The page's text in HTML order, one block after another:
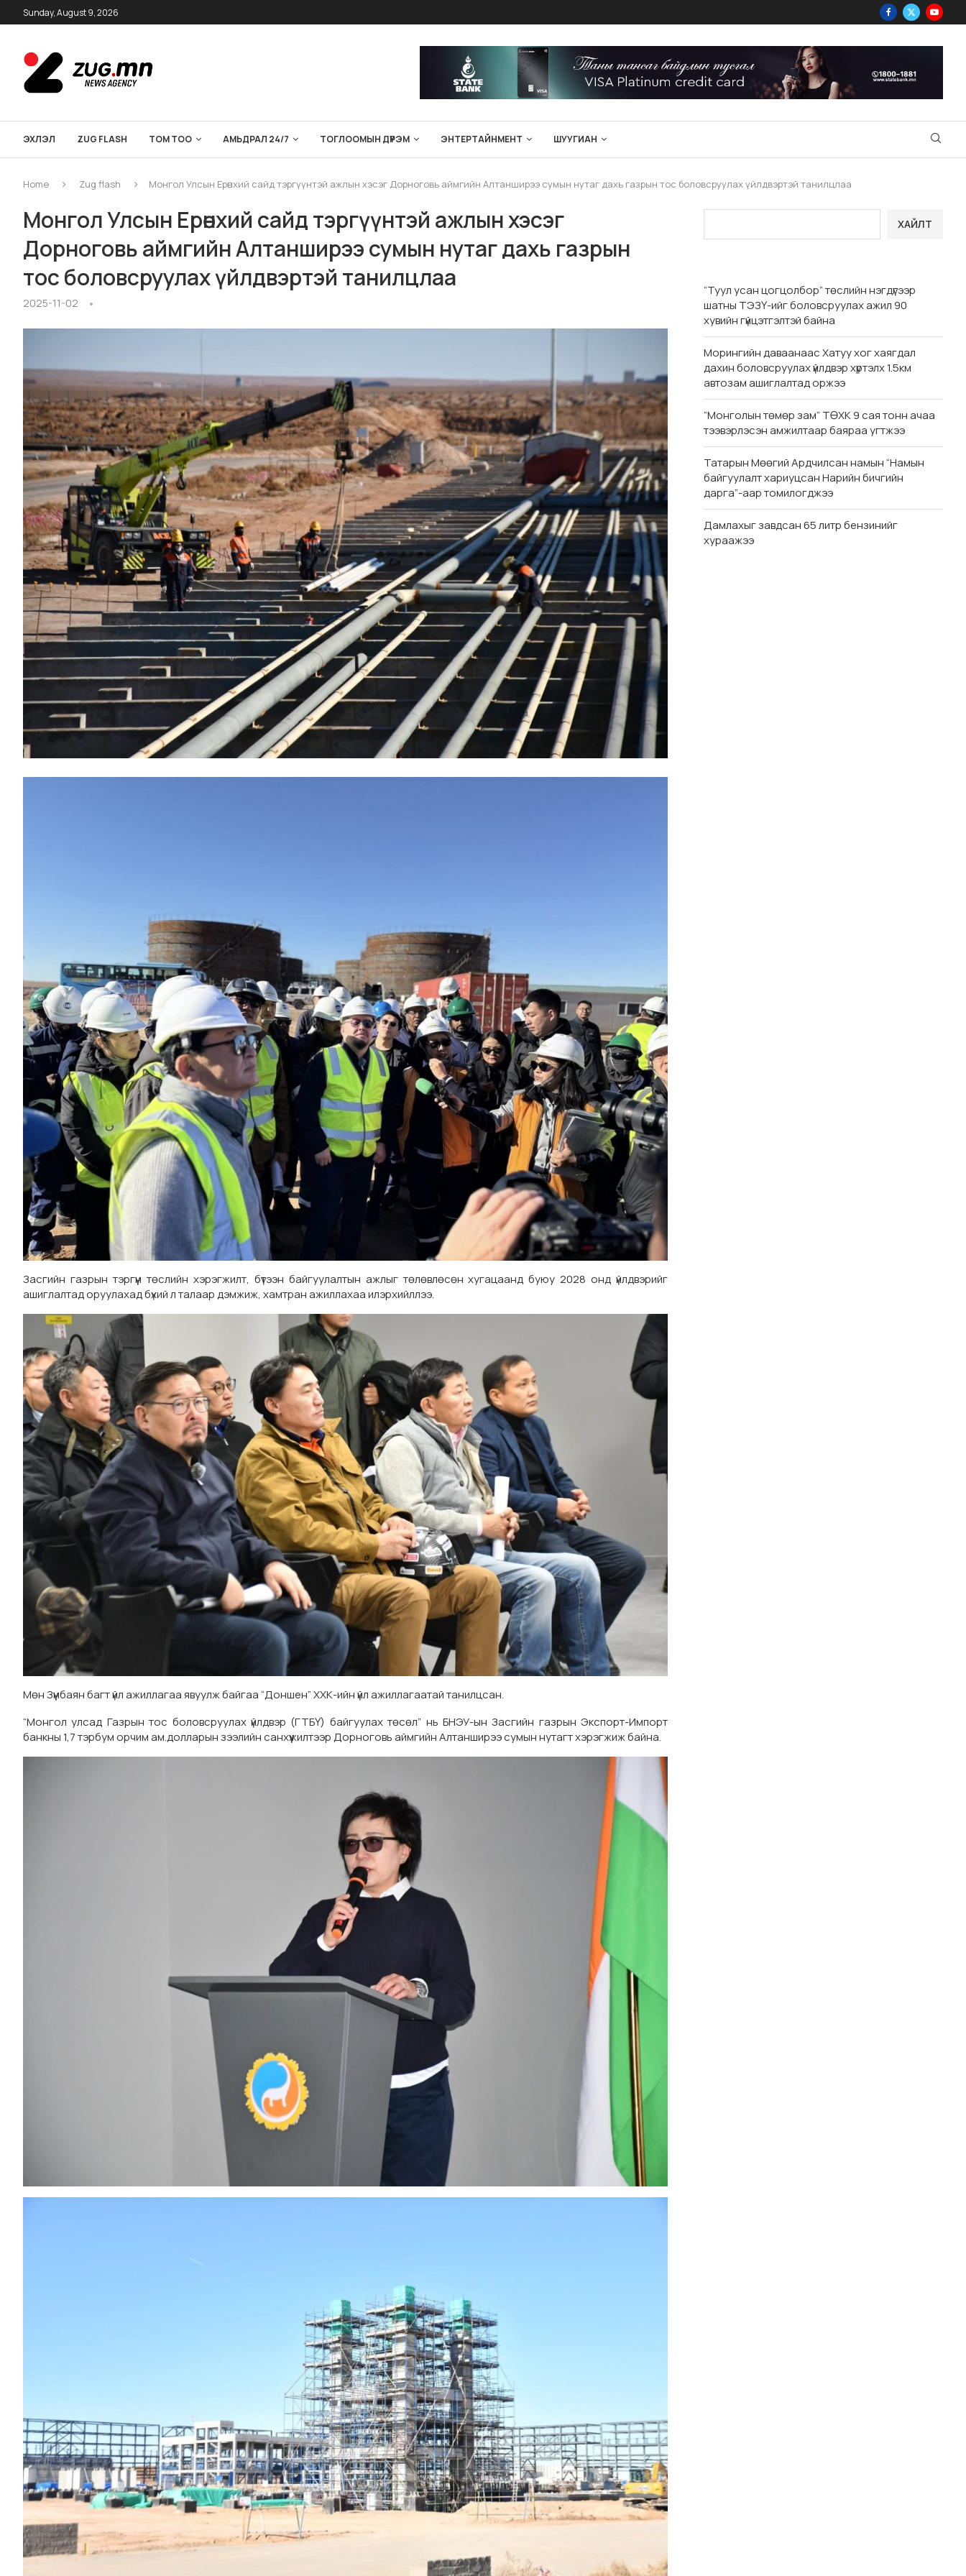
Sunday, August 9, 2026
ЭХЛЭЛ ZUG FLASH ТОМ ТОО АМЬДРАЛ 24/7 ТОГЛООМЫН ДҮРЭМ ЭНТЕРТАЙНМЕНТ ШУУГИАН
Home Zug flash Монгол Улсын Ерөнхий сайд тэргүүнтэй ажлын хэсэг Дорноговь аймгийн Алтанширээ сумын нутаг дахь газрын тос боловсруулах үйлдвэртэй танилцлаа
Монгол Улсын Ерөнхий сайд тэргүүнтэй ажлын хэсэг
Дорноговь аймгийн Алтанширээ сумын нутаг дахь газрын
тос боловсруулах үйлдвэртэй танилцлаа
2025-11-02
Засгийн газрын тэргүүн төслийн хэрэгжилт, бүтээн байгуулалтын ажлыг төлөвлөсөн хугацаанд буюу 2028 онд үйлдвэрийг
ашиглалтад оруулахад бүхий л талаар дэмжиж, хамтран ажиллахаа илэрхийллээ.
Мөн Зүүнбаян багт үйл ажиллагаа явуулж байгаа “Доншен” ХХК-ийн үйл ажиллагаатай танилцсан.
“Монгол улсад Газрын тос боловсруулах үйлдвэр (ГТБҮ) байгуулах төсөл” нь БНЭУ-ын Засгийн газрын Экспорт-Импорт
банкны 1,7 тэрбум орчим ам.долларын зээлийн санхүүжилтээр Дорноговь аймгийн Алтанширээ сумын нутагт хэрэгжиж байна.
ХАЙЛТ
“Туул усан цогцолбор” төслийн нэгдүгээр
шатны ТЭЗҮ-ийг боловсруулах ажил 90
хувийн гүйцэтгэлтэй байна
Морингийн даваанаас Хатуу хог хаягдал
дахин боловсруулах үйлдвэр хүртэлх 1.5км
автозам ашиглалтад оржээ
“Монголын төмөр зам” ТӨХК 9 сая тонн ачаа
тээвэрлэсэн амжилтаар баяраа угтжээ
Татарын Мөөгий Ардчилсан намын “Намын
байгуулалт хариуцсан Нарийн бичгийн
дарга”-аар томилогджээ
Дамлахыг завдсан 65 литр бензинийг
хураажээ